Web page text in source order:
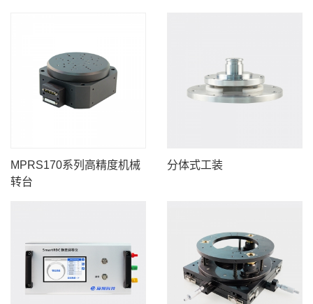
MPRS170系列高精度机械
转台
分体式工装